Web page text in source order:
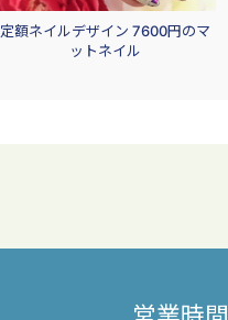
定額ネイルデザイン 7600円のマ
ットネイル